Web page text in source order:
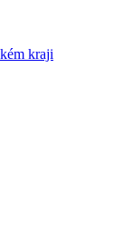
kraji